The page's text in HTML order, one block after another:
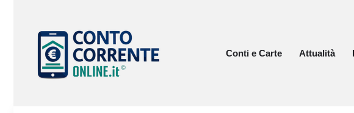
contenuto
Conti e Carte
Attualità